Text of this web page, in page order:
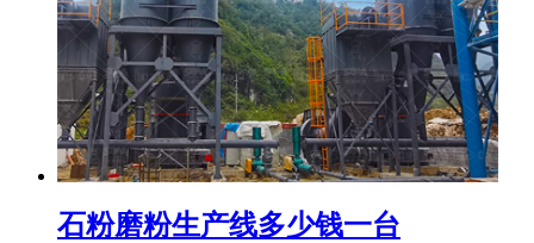
石粉磨粉生产线多少钱一台